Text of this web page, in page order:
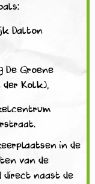
Dalton
De Groene
der Kolk),
in de
van de
direct naast de